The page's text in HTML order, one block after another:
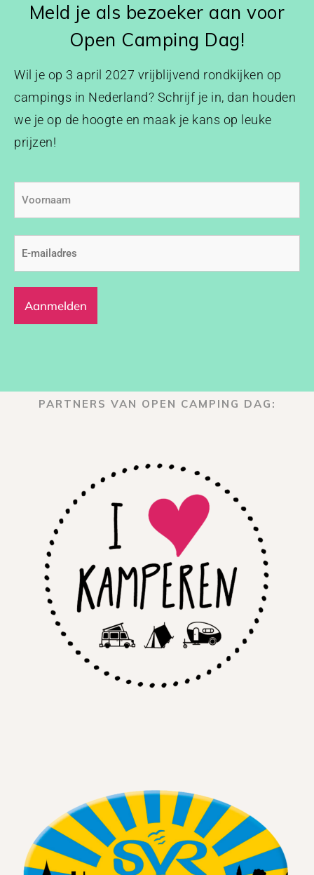
Meld je als bezoeker aan voor
Open Camping Dag!
Wil je op 3 april 2027 vrijblijvend rondkijken op
campings in Nederland? Schrijf je in, dan houden
we je op de hoogte en maak je kans op leuke
prijzen!
Voornaam
E-
mailadres
PARTNERS VAN OPEN CAMPING DAG: